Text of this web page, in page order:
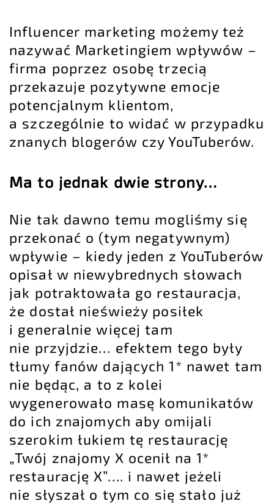
Influencer marketing możemy też
nazywać Marketingiem wpływów –
firma poprzez osobę trzecią
przekazuje pozytywne emocje
potencjalnym klientom,
a szczególnie to widać w przypadku
znanych blogerów czy YouTuberów.
Ma to jednak dwie strony…
Nie tak dawno temu mogliśmy się
przekonać o (tym negatywnym)
wpływie – kiedy jeden z YouTuberów
opisał w niewybrednych słowach
jak potraktowała go restauracja,
że dostał nieświeży posiłek
i generalnie więcej tam
nie przyjdzie… efektem tego były
tłumy fanów dających 1* nawet tam
nie będąc, a to z kolei
wygenerowało masę komunikatów
do ich znajomych aby omijali
szerokim łukiem tę restaurację
„Twój znajomy X ocenił na 1*
restaurację X”…. i nawet jeżeli
nie słyszał o tym co się stało już